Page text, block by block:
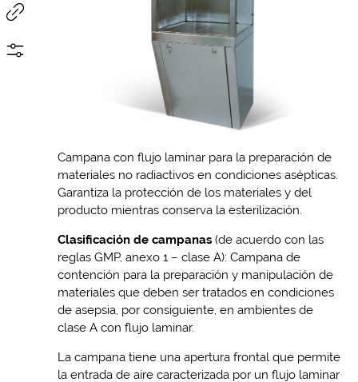
Campana con flujo laminar para la preparación de
materiales no radiactivos en condiciones asépticas.
Garantiza la protección de los materiales y del
producto mientras conserva la esterilización.
Clasificación de campanas (de acuerdo con las
reglas GMP, anexo 1 – clase A): Campana de
contención para la preparación y manipulación de
materiales que deben ser tratados en condiciones
de asepsia, por consiguiente, en ambientes de
clase A con flujo laminar.
La campana tiene una apertura frontal que permite
la entrada de aire caracterizada por un flujo laminar